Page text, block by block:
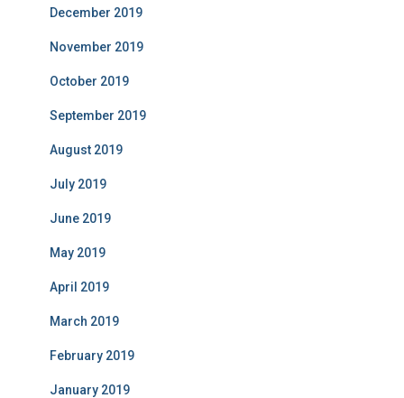
December 2019
November 2019
October 2019
September 2019
August 2019
July 2019
June 2019
May 2019
April 2019
March 2019
February 2019
January 2019